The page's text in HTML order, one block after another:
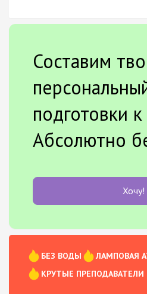
Составим
подготовки
Абсолютно
Хочу!
БЕЗ ВОДЫ
ЛАМПОВАЯ
КРУТЫЕ ПРЕПОДАВАТЕЛИ